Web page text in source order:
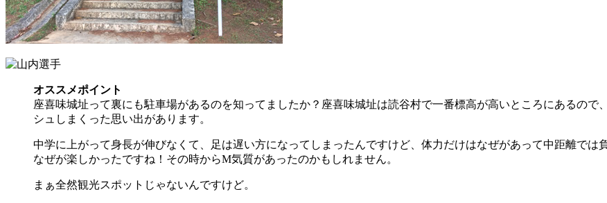
オススメポイント
座喜味城址って裏にも駐車場があるのを知ってましたか？座喜味城址は読谷村で一番標高が高いところにあるの
シュしまくった思い出があります。
中学に上がって身長が伸びなくて、足は遅い方になってしまったんですけど、体力だけはなぜがあって中距離で
なぜが楽しかったですね！その時からM気質があったのかもしれません。
まぁ全然観光スポットじゃないんですけど。